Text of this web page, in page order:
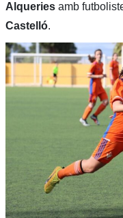
Alqueries amb
Castelló.